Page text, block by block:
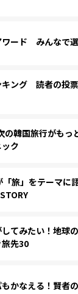
ード みんなで選
キング 読者の投
韓国旅行がもっ
ク
旅」をテーマに
てみたい！地球
先30
かなえる！賢者